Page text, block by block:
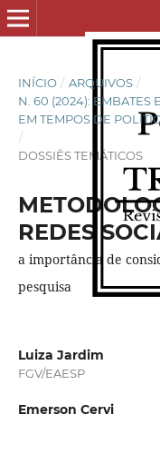
INÍCIO / ARQUIVOS /
N. 60 (2024): EMBATES
EM TEMPOS DE
/
DOSSIÊS TEMÁTICOS
REDES
a importância de
pesquisa
Luiza Jardim
FGV/EAESP
Emerson Cervi